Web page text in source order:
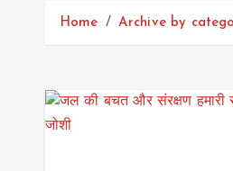
Home Archive by